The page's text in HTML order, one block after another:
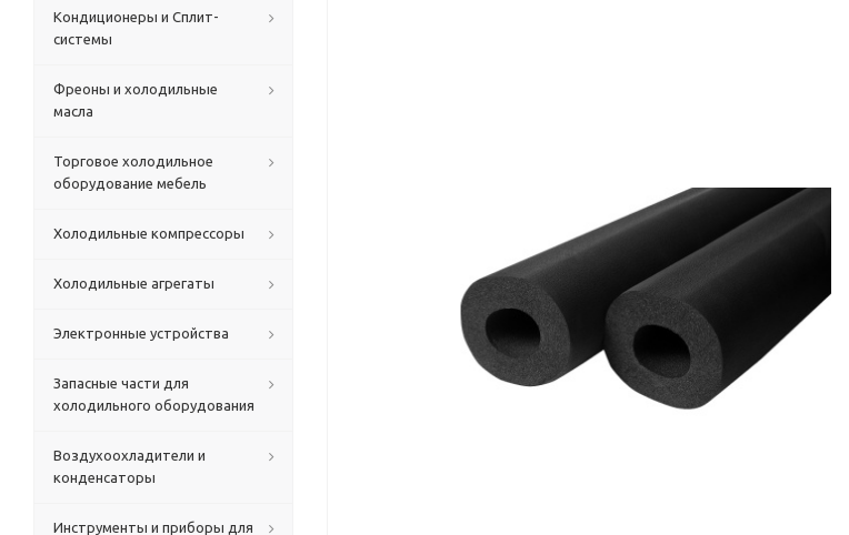
Кондиционеры и Сплит-
системы
Фреоны и холодильные
масла
Торговое холодильное
оборудование мебель
Холодильные компрессоры
Холодильные агрегаты
Электронные устройства
Запасные части для
холодильного оборудования
Воздухоохладители и
конденсаторы
Инструменты и приборы для